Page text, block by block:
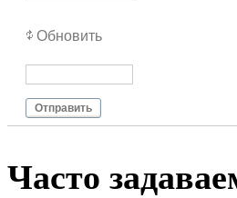
Обновить
Отправить
Чacтo